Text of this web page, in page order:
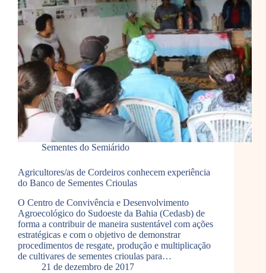
Sementes do Semiárido
Agricultores/as de Cordeiros conhecem experiência
do Banco de Sementes Crioulas
O Centro de Convivência e Desenvolvimento
Agroecológico do Sudoeste da Bahia (Cedasb) de
forma a contribuir de maneira sustentável com ações
estratégicas e com o objetivo de demonstrar
procedimentos de resgate, produção e multiplicação
de cultivares de sementes crioulas para…
21 de dezembro de 2017